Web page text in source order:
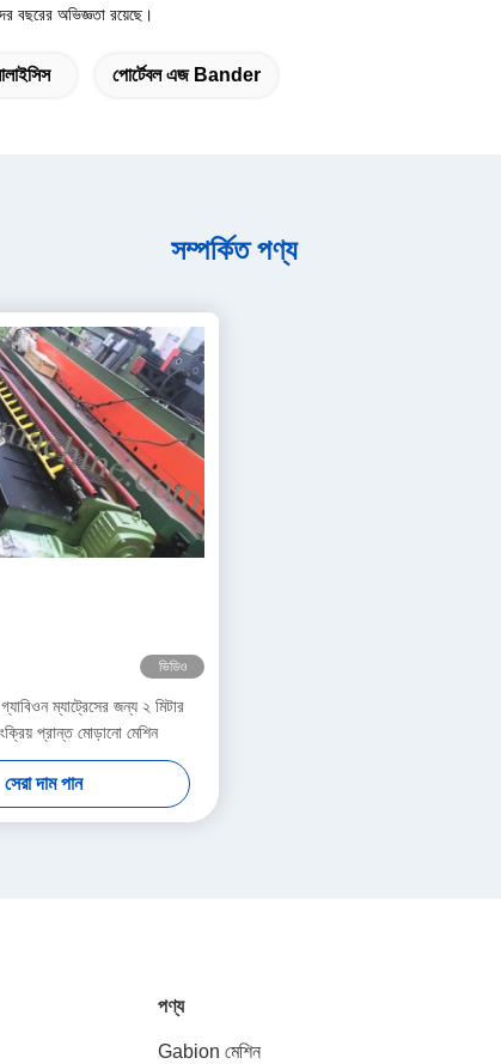
বছরের অভিজ্ঞতা রয়েছে।
পোর্টেবল এজ Bander
সম্পর্কিত পণ্য
ভিডিও
ম্যাট্রেসের জন্য ২ মিটার
প্রান্ত মোড়ানো মেশিন
সেরা দাম পান
পণ্য
Gabion মেশিন